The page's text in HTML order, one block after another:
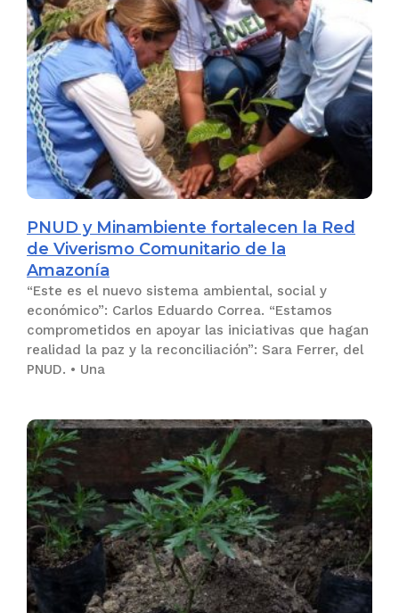
PNUD y Minambiente fortalecen la Red
de Viverismo Comunitario de la
Amazonía
“Este es el nuevo sistema ambiental, social y
económico”: Carlos Eduardo Correa. “Estamos
comprometidos en apoyar las iniciativas que hagan
realidad la paz y la reconciliación”: Sara Ferrer, del
PNUD. • Una